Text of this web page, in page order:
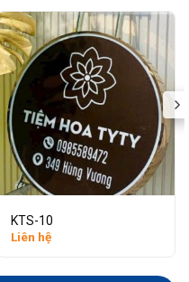
KTS-10
Liên hệ